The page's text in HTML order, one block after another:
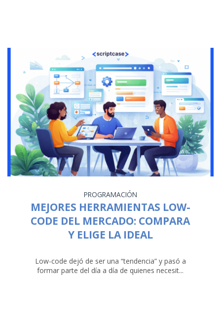
PROGRAMACIÓN
MEJORES HERRAMIENTAS LOW-
CODE DEL MERCADO: COMPARA
Y ELIGE LA IDEAL
Low-code dejó de ser una “tendencia” y pasó a
formar parte del día a día de quienes necesit...